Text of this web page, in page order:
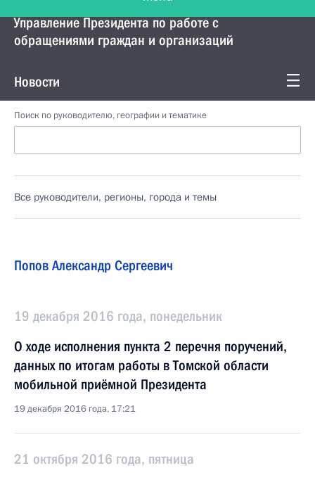
Управление Президента по работе с
обращениями граждан и организаций
Новости
Поиск по руководителю, географии и тематике
Все руководители, регионы, города и темы
Попов Александр Сергеевич
19 декабря 2016 года, понедельник
О ходе исполнения пункта 2 перечня поручений,
данных по итогам работы в Томской области
мобильной приёмной Президента
19 декабря 2016 года, 17:21
21 октября 2016 года, пятница